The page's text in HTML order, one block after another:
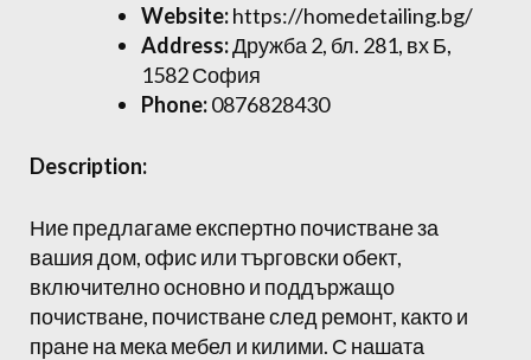
Website:https://homedetailing.bg/
Address:Дружба 2, бл. 281, вх Б,
1582 София
Phone:0876828430
Description:
Ние предлагаме експертно почистване за
вашия дом, офис или търговски обект,
включително основно и поддържащо
почистване, почистване след ремонт, както и
пране на мека мебел и килими. С нашата